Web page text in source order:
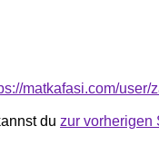
matkafasi.com/user/
du zur vorherigen